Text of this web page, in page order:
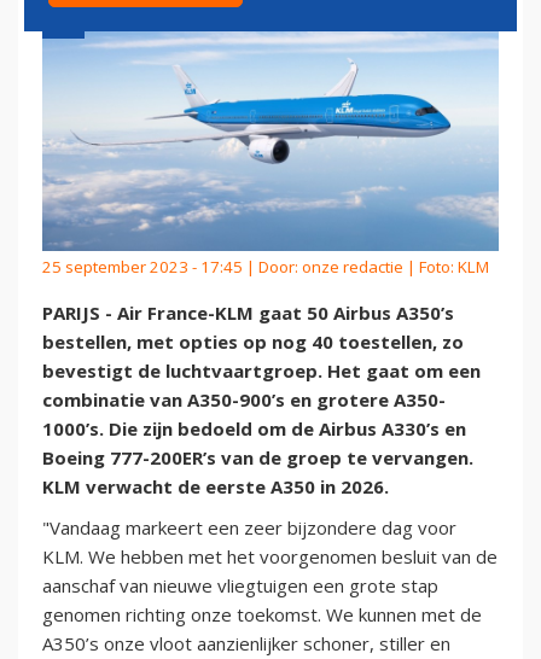
25 september 2023 - 17:45 | Door: onze redactie | Foto: KLM
PARIJS - Air France-KLM gaat 50 Airbus A350’s
bestellen, met opties op nog 40 toestellen, zo
bevestigt de luchtvaartgroep. Het gaat om een
combinatie van A350-900’s en grotere A350-
1000’s. Die zijn bedoeld om de Airbus A330’s en
Boeing 777-200ER’s van de groep te vervangen.
KLM verwacht de eerste A350 in 2026.
"Vandaag markeert een zeer bijzondere dag voor
KLM. We hebben met het voorgenomen besluit van de
aanschaf van nieuwe vliegtuigen een grote stap
genomen richting onze toekomst. We kunnen met de
A350’s onze vloot aanzienlijker schoner, stiller en